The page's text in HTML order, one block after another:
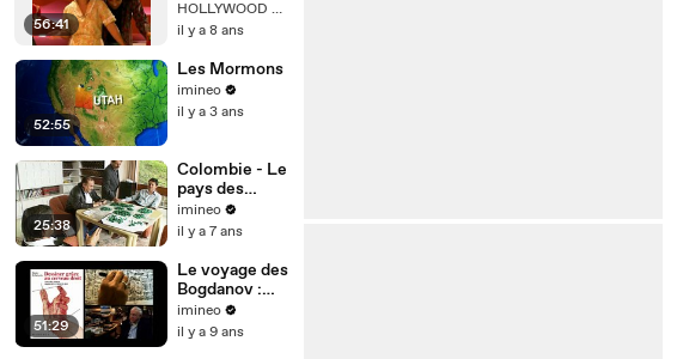
56:41
HOLLYWOOD MOVIES TRAILERS HD
il y a 8 ans
52:55
Les Mormons
imineo
il y a 3 ans
25:38
Colombie - Le
pays des
émeraudes
imineo
il y a 7 ans
51:29
Le voyage des
Bogdanov :
Que cache
notre cerveau
imineo
il y a 9 ans